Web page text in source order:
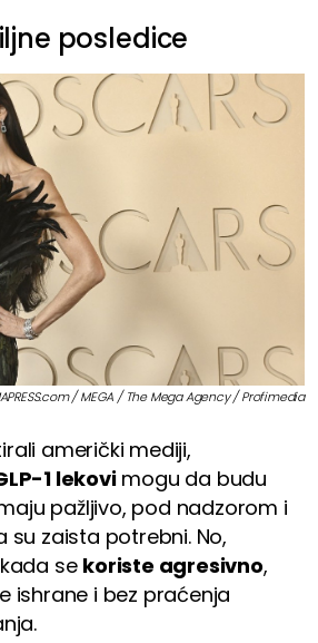
posledice
/ MEGA / The Mega Agency / Profimedia
američki mediji,
1 lekovimogu da budu
pažljivo, pod nadzorom i
su zaista potrebni. No,
se koriste agresivno,
ishrane i bez praćenja